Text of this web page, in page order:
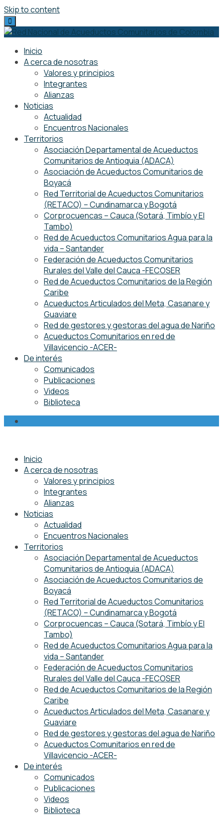
Skip to content
Inicio
A cerca de nosotras
Valores y principios
Integrantes
Alianzas
Noticias
Actualidad
Encuentros Nacionales
Territorios
Asociación Departamental de Acueductos
Comunitarios de Antioquia (ADACA)
Asociación de Acueductos Comunitarios de
Boyacá
Red Territorial de Acueductos Comunitarios
(RETACO) – Cundinamarca y Bogotá
Corprocuencas – Cauca (Sotará, Timbío y El
Tambo)
Red de Acueductos Comunitarios Agua para la
vida – Santander
Federación de Acueductos Comunitarios
Rurales del Valle del Cauca -FECOSER
Red de Acueductos Comunitarios de la Región
Caribe
Acueductos Articulados del Meta, Casanare y
Guaviare
Red de gestores y gestoras del agua de Nariño
Acueductos Comunitarios en red de
Villavicencio -ACER-
De interés
Comunicados
Publicaciones
Videos
Biblioteca
Inicio
A cerca de nosotras
Valores y principios
Integrantes
Alianzas
Noticias
Actualidad
Encuentros Nacionales
Territorios
Asociación Departamental de Acueductos
Comunitarios de Antioquia (ADACA)
Asociación de Acueductos Comunitarios de
Boyacá
Red Territorial de Acueductos Comunitarios
(RETACO) – Cundinamarca y Bogotá
Corprocuencas – Cauca (Sotará, Timbío y El
Tambo)
Red de Acueductos Comunitarios Agua para la
vida – Santander
Federación de Acueductos Comunitarios
Rurales del Valle del Cauca -FECOSER
Red de Acueductos Comunitarios de la Región
Caribe
Acueductos Articulados del Meta, Casanare y
Guaviare
Red de gestores y gestoras del agua de Nariño
Acueductos Comunitarios en red de
Villavicencio -ACER-
De interés
Comunicados
Publicaciones
Videos
Biblioteca